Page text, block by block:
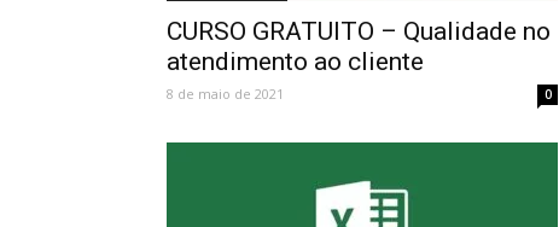
CURSO GRATUITO – Qualidade no
atendimento ao cliente
8 de maio de 2021 0